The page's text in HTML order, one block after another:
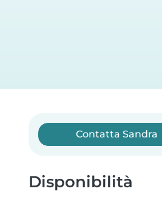
Contatta Sandra
Disponibilità